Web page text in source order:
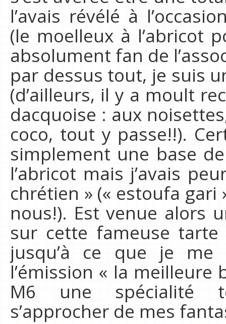
l’avais révélé à
(le moelleux à l’abricot
absolument fan de
par dessus tout, je suis
(d’ailleurs, il y a moult
dacquoise : aux
coco, tout y passe!!).
simplement une base
l’abricot mais j’avais
chrétien » (« estoufa
nous!). Est venue alors
sur cette fameuse
jusqu’à ce que je me
l’émission « la meilleure
M6 une spécialité
s’approcher de mes